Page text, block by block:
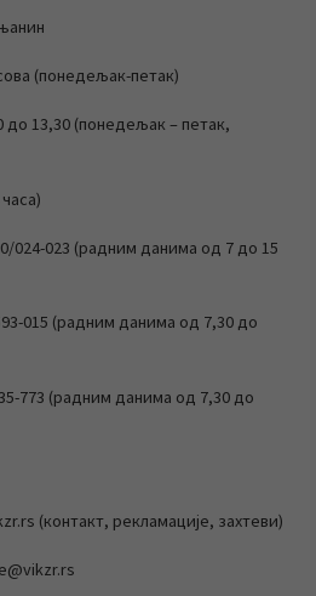
(понедељак-петак)
13,30 (понедељак – петак,
024-023 (радним данима од 7 до 15
015 (радним данима од 7,30 до
773 (радним данима од 7,30 до
(контакт, рекламације, захтеви)